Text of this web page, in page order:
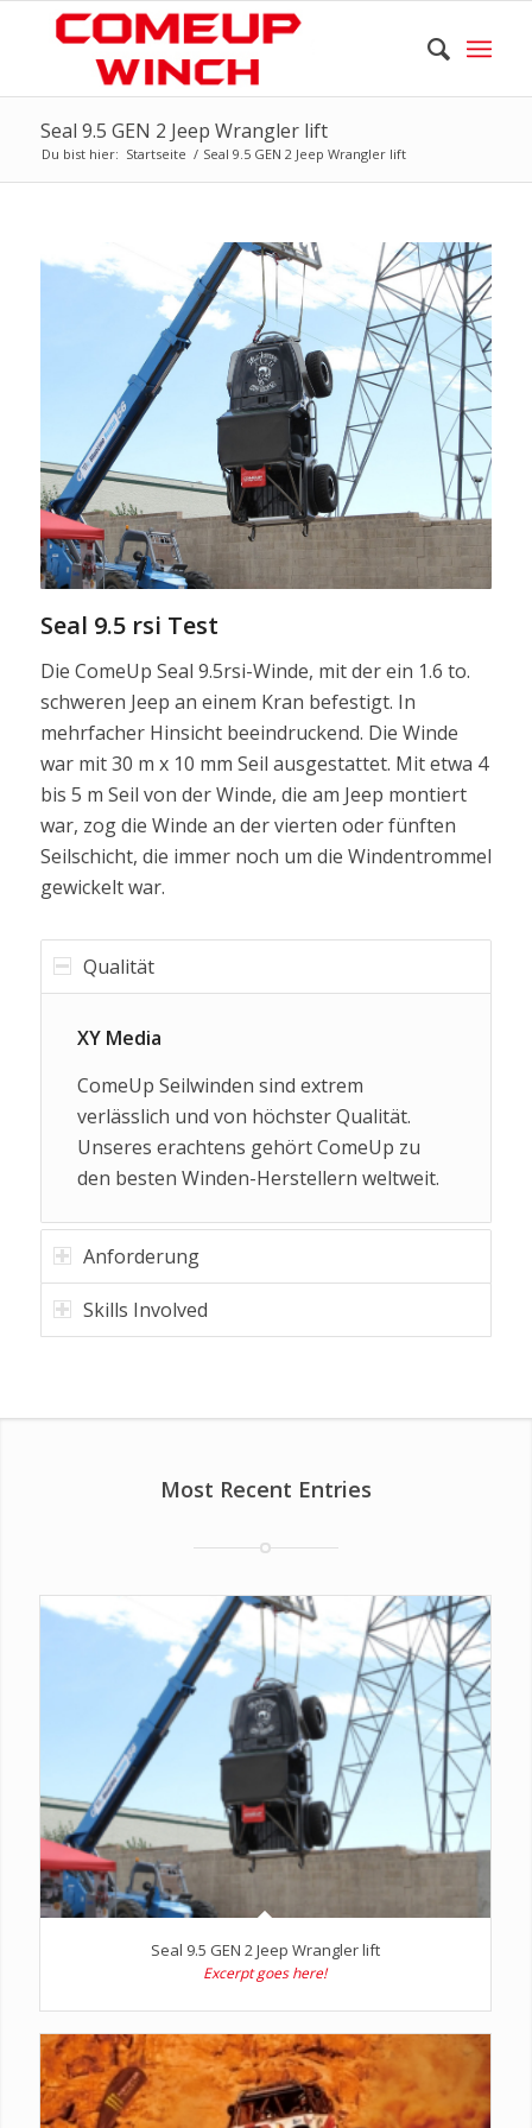
Seal 9.5 GEN 2 Jeep Wrangler lift
Du bist hier: Startseite / Seal 9.5 GEN 2 Jeep Wrangler lift
Seal 9.5 rsi Test
Die ComeUp Seal 9.5rsi-Winde, mit der ein 1.6 to.
schweren Jeep an einem Kran befestigt. In
mehrfacher Hinsicht beeindruckend. Die Winde
war mit 30 m x 10 mm Seil ausgestattet. Mit etwa 4
bis 5 m Seil von der Winde, die am Jeep montiert
war, zog die Winde an der vierten oder fünften
Seilschicht, die immer noch um die Windentrommel
gewickelt war.
Qualität
XY Media
ComeUp Seilwinden sind extrem
verlässlich und von höchster Qualität.
Unseres erachtens gehört ComeUp zu
den besten Winden-Herstellern weltweit.
Anforderung
Skills Involved
Most Recent Entries
Seal 9.5 GEN 2 Jeep Wrangler lift
Excerpt goes here!